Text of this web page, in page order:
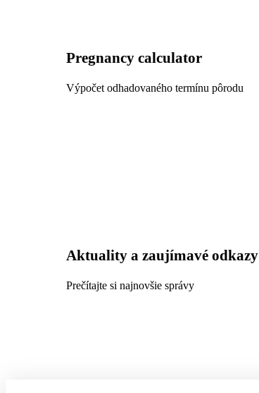
Pregnancy calculator
Výpočet odhadovaného termínu pôrodu
Aktuality a zaujímavé odkazy
Prečítajte si najnovšie správy